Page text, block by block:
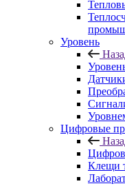
Уровень
Цифровые
Клещи